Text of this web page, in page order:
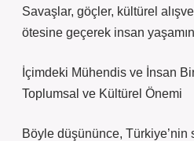
Savaşlar, göçler, kültürel
ötesine geçerek insan
İçimdeki Mühendis ve İnsan Bir
Toplumsal ve Kültürel Önemi
Böyle düşününce, Türkiye’nin